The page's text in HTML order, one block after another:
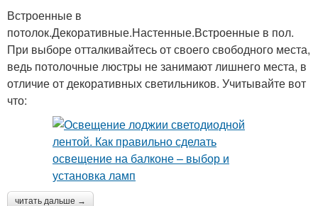
Встроенные в
потолок.Декоративные.Настенные.Встроенные в пол.
При выборе отталкивайтесь от своего свободного места,
ведь потолочные люстры не занимают лишнего места, в
отличие от декоративных светильников. Учитывайте вот
что:
читать дальше →